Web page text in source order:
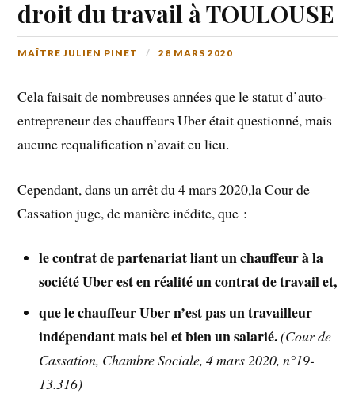
droit du travail à TOULOUSE
MAÎTRE JULIEN PINET 28 MARS 2020
Cela faisait de nombreuses années que le statut d’auto-
entrepreneur des chauffeurs Uber était questionné, mais
aucune requalification n’avait eu lieu.
Cependant, dans un arrêt du 4 mars 2020,la Cour de
Cassation juge, de manière inédite, que :
le contrat de partenariat liant un chauffeur à la
société Uber est en réalité un contrat de travail et,
que le chauffeur Uber n’est pas un travailleur
indépendant mais bel et bien un salarié.(Cour de
Cassation, Chambre Sociale, 4 mars 2020, n°19-
13.316)